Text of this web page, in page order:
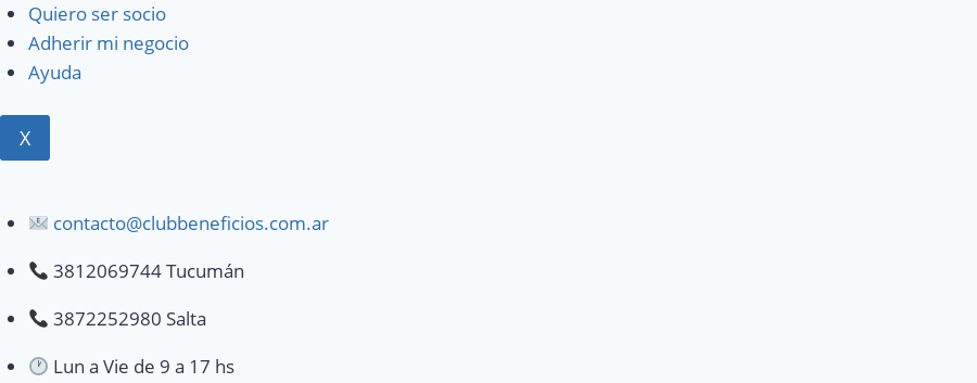
Quiero ser socio
Adherir mi negocio
Ayuda
X
contacto@clubbeneficios.com.ar
3812069744 Tucumán
3872252980 Salta
Lun a Vie de 9 a 17 hs